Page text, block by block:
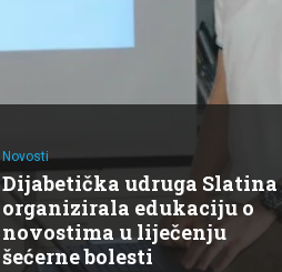
Novosti
Dijabetička udruga Slatina
organizirala edukaciju o
novostima u liječenju
šećerne bolesti